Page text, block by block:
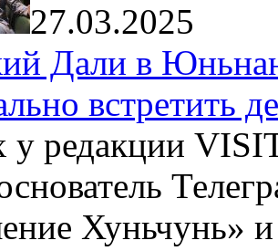
27.03.2025
Дали в
встретить
у редакции
Хуньчунь»